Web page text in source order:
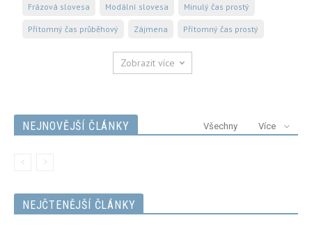
Frázová slovesa Modální slovesa Minulý čas prostý
Přítomný čas průběhový Zájmena Přítomný čas prostý
Zobrazit více
NEJNOVĚJŠÍ ČLÁNKY Všechny Více
NEJČTENĚJŠÍ ČLÁNKY